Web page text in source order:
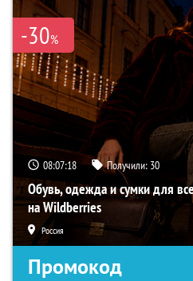
-30%
08:07:16 Получили: 30
Обувь, одежда и сумки для
на Wildberries
Россия
Промокод